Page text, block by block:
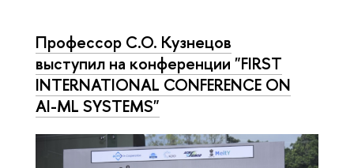
Профессор С.О. Кузнецов
выступил на конференции "FIRST
INTERNATIONAL CONFERENCE ON
AI-ML SYSTEMS"